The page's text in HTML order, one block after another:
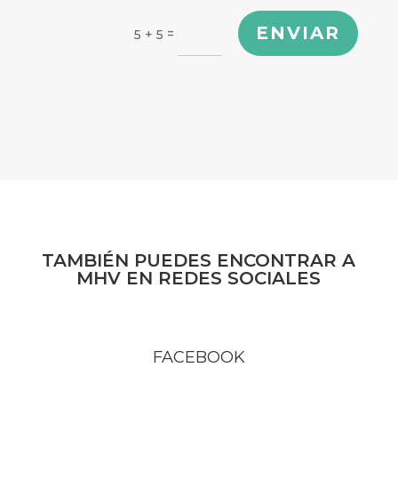
5 + 5 = ENVIAR
TAMBIÉN PUEDES ENCONTRAR A
MHV EN REDES SOCIALES
FACEBOOK